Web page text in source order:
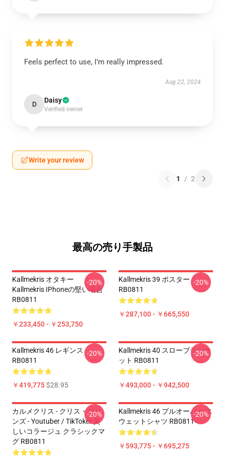
Feels perfect to use, I’m really impressed.
Aug 22, 2024
D Daisy
Verified owner
Write your review
1 / 2
最高の売り手製品
Kallmekris オタキー
Kallmekris IPhoneの堅い場合
RB0811
￥233,450 - ￥253,750
-20%
Kallmekris 39 ポスター
RB0811
￥287,100 - ￥665,550
-20%
Kallmekris 46 レギンス
RB0811
￥419,775$28.95
-20%
Kallmekris 40 スローブランケ
ット RB0811
￥493,000 - ￥942,500
-20%
カルメクリス - クリス・コリ
ンズ - Youtuber / TikToker 美
しいコラージュ クラシックマ
グ RB0811
-20%
Kallmekris 46 プルオーバー ス
ウェットシャツ RB0811
￥593,775 - ￥695,275
-20%